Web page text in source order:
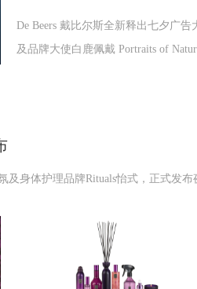
De Beers 戴比尔斯全新释出七夕广
及品牌大使白鹿佩戴 Portraits of
身体护理品牌Rituals怡式，正式发